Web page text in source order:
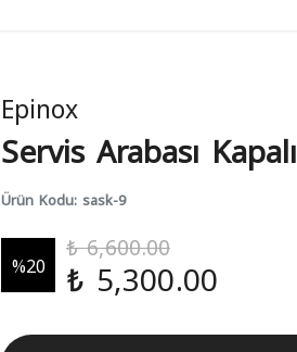
Epinox
Servis Arabası Kapalı
Ürün Kodu: sask-9
%20
₺ 6,600.00
₺ 5,300.00